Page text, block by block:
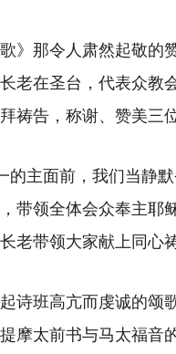
》那令人肃然起敬的
老在圣台，代表众教
祷告，称谢、赞美三
的主面前，我们当静
带领全体会众奉主耶
老带领大家献上同心
诗班高亢而虔诚的颂
摩太前书与马太福音